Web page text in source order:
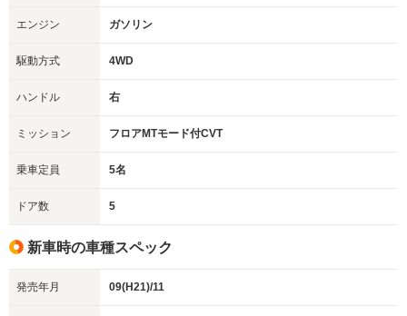
エンジン ガソリン
駆動方式 4WD
ハンドル 右
ミッション フロアMTモード付CVT
乗車定員 5名
ドア数 5
新車時の車種スペック
発売年月 09(H21)/11